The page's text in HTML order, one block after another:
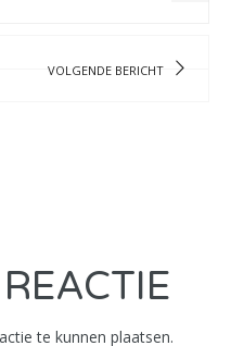
VOLGENDE BERICHT
te kunnen plaatsen.